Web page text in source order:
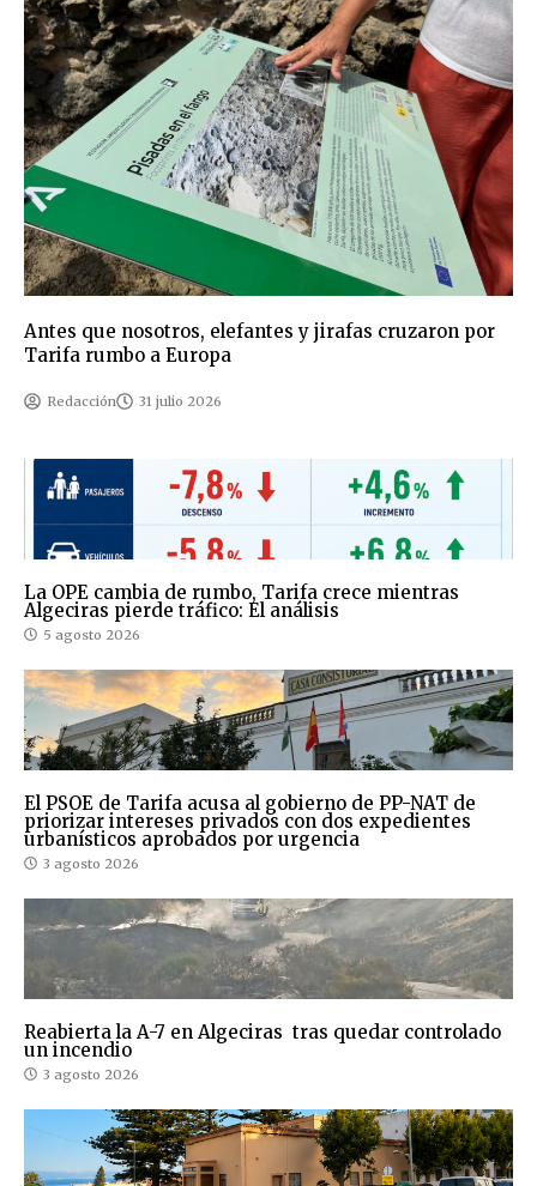
Antes que nosotros, elefantes y jirafas cruzaron por
Tarifa rumbo a Europa
Redacción 31 julio 2026
La OPE cambia de rumbo, Tarifa crece mientras
Algeciras pierde tráfico: El análisis
5 agosto 2026
El PSOE de Tarifa acusa al gobierno de PP-NAT de
priorizar intereses privados con dos expedientes
urbanísticos aprobados por urgencia
3 agosto 2026
Reabierta la A-7 en Algeciras tras quedar controlado
un incendio
3 agosto 2026